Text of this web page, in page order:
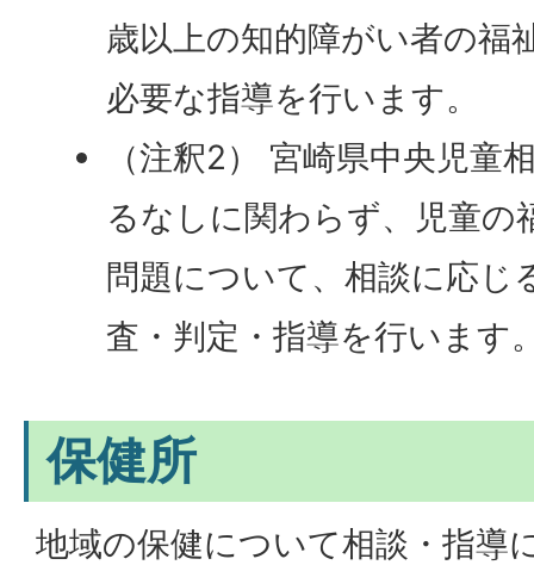
歳以上の知的障がい者の福
必要な指導を行います。
（注釈2） 宮崎県中央児童
るなしに関わらず、児童の
問題について、相談に応じ
査・判定・指導を行います
保健所
地域の保健について相談・指導